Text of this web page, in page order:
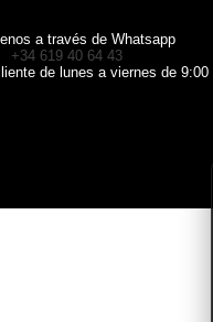
a través de Whatsapp
+34 619 40 64 43
de lunes a viernes de